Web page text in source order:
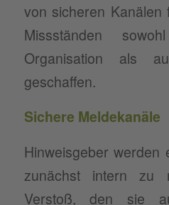
von sicheren
Missständen
Organisation als
geschaffen.
Sichere Meldekanäle
Hinweisgeber werden
zunächst intern zu
Verstoß, den sie